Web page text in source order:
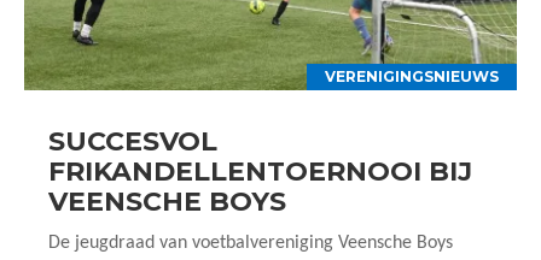
VERENIGINGSNIEUWS
SUCCESVOL
FRIKANDELLENTOERNOOI BIJ
VEENSCHE BOYS
De jeugdraad van voetbalvereniging Veensche Boys